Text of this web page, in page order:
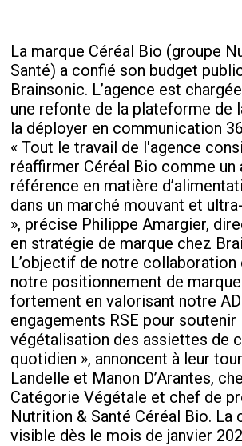
La marque Céréal Bio (groupe
Santé) a confié son budget
Brainsonic. L’agence est
une refonte de la plateforme de
la déployer en communication
« Tout le travail de l'agence
réaffirmer Céréal Bio comme un
référence en matière
dans un marché mouvant et
», précise Philippe Amargier,
en stratégie de marque chez
L’objectif de notre collaboration
notre positionnement de
fortement en valorisant notre
engagements RSE pour soutenir
végétalisation des assiettes de
quotidien », annoncent à leur
Landelle et Manon D’Arantes,
Catégorie Végétale et chef de
Nutrition & Santé Céréal Bio. La
visible dès le mois de janvier